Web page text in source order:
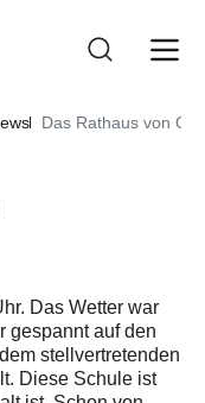
Das Rathaus von
Das Wetter war
gespannt auf den
stellvertretenden
Diese Schule ist